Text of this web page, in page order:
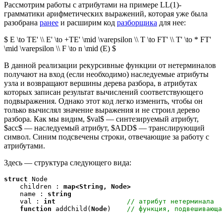
Рассмотрим работы с атрибутами на примере LL(1)-
грамматики арифметических выражений, которая уже была
разобрана ранее и расширим код разборщика для нее:
$ E \to TE' \\ E' \to +TE' \mid \varepsilon \\ T \to FT' \\ T' \to * FT'
\mid \varepsilon \\ F \to n \mid (E) $
В данной реализации рекурсивные функции от нетерминалов
получают на вход (если необходимо) наследуемые атрибуты
узла и возвращают вершины дерева разбора, в атрибутах
которых записан результат вычислений соответствующего
подвыражения. Однако этот код легко изменить, чтобы он
только вычислял значение выражения и не строил дерево
разбора. Как мы видим, $val$ — синтезируемый атрибут,
$acc$ — наследуемый атрибут, $ADD$ — транслирующий
символ. Синим подсвечены строки, отвечающие за работу с
атрибутами.
Здесь — структура следующего вида:
struct Node
    children :
map<String, Node>
    name :
string
    val :
int
// атрибут нетерминала
function addChild( Node) // функция,